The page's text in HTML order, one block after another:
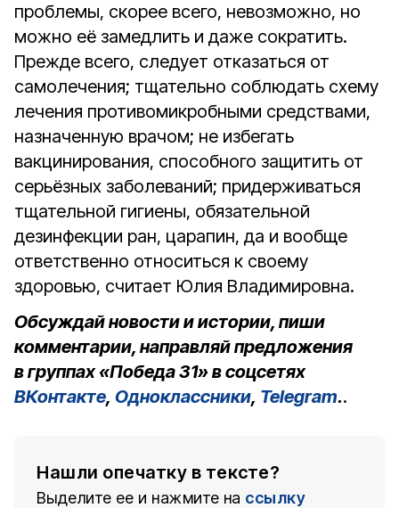
проблемы, скорее всего, невозможно, но
можно её замедлить и даже сократить.
Прежде всего, следует отказаться от
самолечения; тщательно соблюдать схему
лечения противомикробными средствами,
назначенную врачом; не избегать
вакцинирования, способного защитить от
серьёзных заболеваний; придерживаться
тщательной гигиены, обязательной
дезинфекции ран, царапин, да и вообще
ответственно относиться к своему
здоровью, считает Юлия Владимировна.
Обсуждай новости и истории, пиши
комментарии, направляй предложения
в группах «Победа 31» в соцсетях
ВКонтакте, Одноклассники, Telegram..
Нашли опечатку в тексте?
Выделите ее и нажмите на ссылку